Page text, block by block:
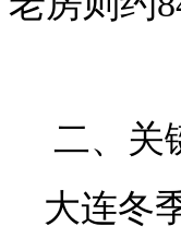
二、关
大连冬